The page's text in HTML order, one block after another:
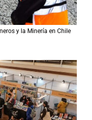
y la Minería en Chile